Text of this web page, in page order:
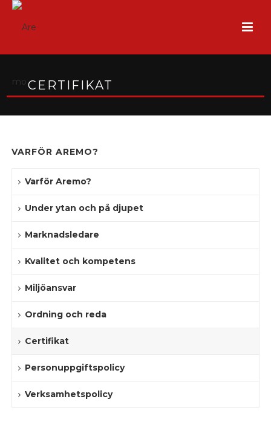
CERTIFIKAT
VARFÖR AREMO?
Varför Aremo?
Under ytan och på djupet
Marknadsledare
Kvalitet och kompetens
Miljöansvar
Ordning och reda
Certifikat
Personuppgiftspolicy
Verksamhetspolicy